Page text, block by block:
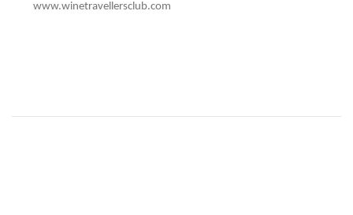
www.winetravellersclub.com